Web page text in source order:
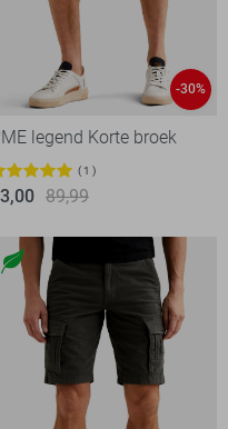
-30%
legend Korte broek
1
89,99